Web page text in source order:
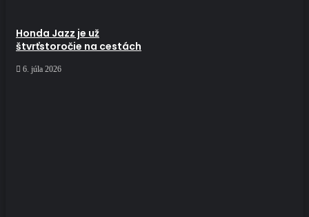
Honda Jazz je už
štvrťstoročie na cestách
6. júla 2026